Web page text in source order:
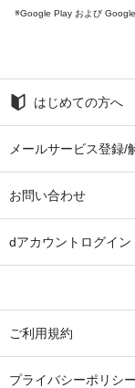
Google Play および
はじめての方へ
メールサービス登録/
お問い合わせ
dアカウントログイン
ご利用規約
プライバシーポリシー